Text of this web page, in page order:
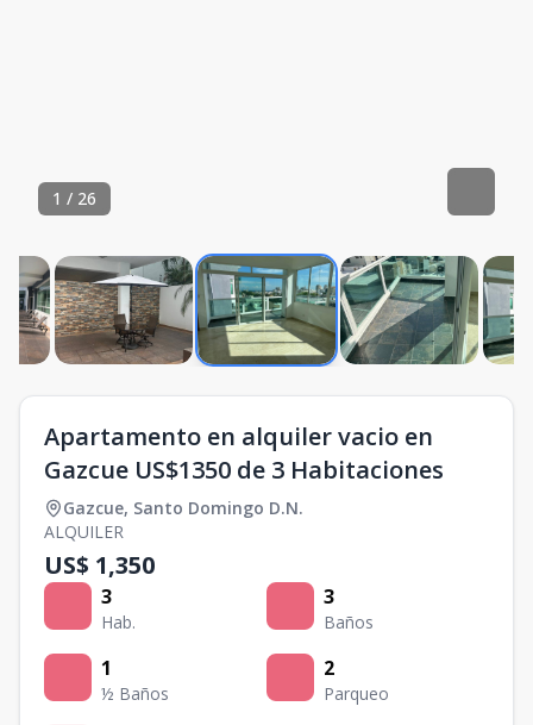
1 / 26
Apartamento en alquiler vacio en
Gazcue US$1350 de 3 Habitaciones
Gazcue, Santo Domingo D.N.
ALQUILER
US$ 1,350
3
Hab.
3
Baños
1
½ Baños
2
Parqueo